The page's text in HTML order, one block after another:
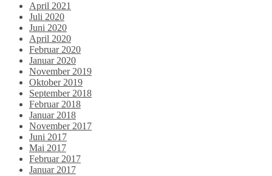
April 2021
Juli 2020
Juni 2020
April 2020
Februar 2020
Januar 2020
November 2019
Oktober 2019
September 2018
Februar 2018
Januar 2018
November 2017
Juni 2017
Mai 2017
Februar 2017
Januar 2017